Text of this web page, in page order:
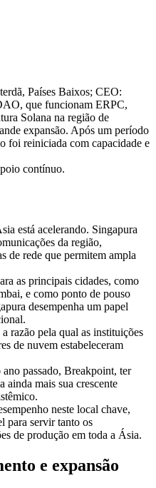
Países Baixos; CEO:
que funcionam ERPC,
Solana na região de
expansão. Após um período
foi reiniciada com capacidade e
contínuo.
está acelerando. Singapura
da região,
de rede que permitem ampla
as principais cidades, como
e como ponto de pouso
desempenha um papel
razão pela qual as instituições
de nuvem estabeleceram
passado, Breakpoint, ter
ainda mais sua crescente
neste local chave,
para servir tanto os
de produção em toda a Ásia.
e expansão